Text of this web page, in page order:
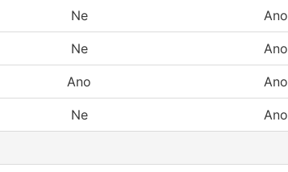
Ne Ano
Ne Ano
Ano Ano
Ne Ano